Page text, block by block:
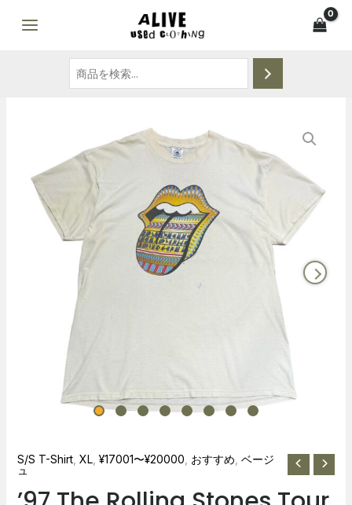
S/S T-Shirt, XL, ¥17001〜¥20000 おすすめ ベージ
ュ